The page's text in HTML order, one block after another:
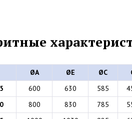
ØA ØE ØC
600 630 585
800 830 785